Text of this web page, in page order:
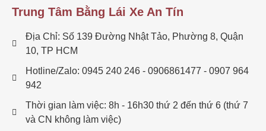
Trung Tâm Bằng Lái Xe An Tín
Địa Chỉ: Số 139 Đường Nhật Tảo, Phường 8, Quận
10, TP HCM
Hotline/Zalo: 0945 240 246 - 0906861477 - 0907 964
942
Thời gian làm việc: 8h - 16h30 thứ 2 đến thứ 6 (thứ 7
và CN không làm việc)